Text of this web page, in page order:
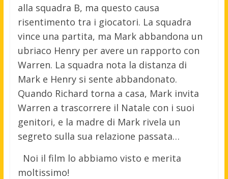
alla squadra B, ma questo causa
risentimento tra i giocatori. La squadra
vince una partita, ma Mark abbandona un
ubriaco Henry per avere un rapporto con
Warren. La squadra nota la distanza di
Mark e Henry si sente abbandonato.
Quando Richard torna a casa, Mark invita
Warren a trascorrere il Natale con i suoi
genitori, e la madre di Mark rivela un
segreto sulla sua relazione passata…
Noi il film lo abbiamo visto e merita
moltissimo!